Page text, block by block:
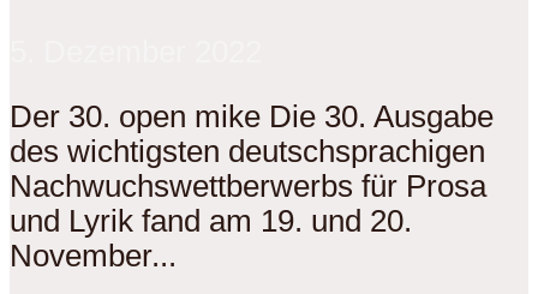
Der 30. open mike Die 30. Ausgabe
des wichtigsten deutschsprachigen
Nachwuchswettberwerbs für Prosa
und Lyrik fand am 19. und 20.
November...